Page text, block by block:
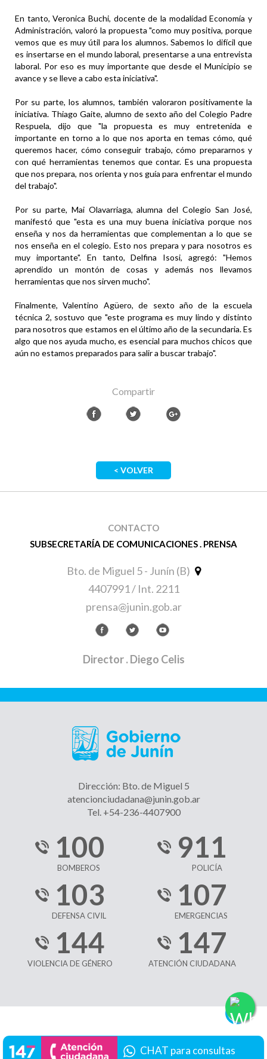
En tanto, Veronica Buchi, docente de la modalidad Economía y
Administración, valoró la propuesta "como muy positiva, porque
vemos que es muy útil para los alumnos. Sabemos lo difícil que
es insertarse en el mundo laboral, presentarse a una entrevista
laboral. Por eso es muy importante que desde el Municipio se
avance y se lleve a cabo esta iniciativa".
Por su parte, los alumnos, también valoraron positivamente la
iniciativa. Thiago Gaite, alumno de sexto año del Colegio Padre
Respuela, dijo que "la propuesta es muy entretenida e
importante en torno a lo que nos aporta en temas cómo, qué
queremos hacer, cómo conseguir trabajo, cómo prepararnos y
con qué herramientas tenemos que contar. Es una propuesta
que nos prepara, nos orienta y nos guía para enfrentar el mundo
del trabajo".
Por su parte, Mai Olavarriaga, alumna del Colegio San José,
manifestó que "esta es una muy buena iniciativa porque nos
enseña y nos da herramientas que complementan a lo que se
nos enseña en el colegio. Esto nos prepara y para nosotros es
muy importante". En tanto, Delfina Isosi, agregó: "Hemos
aprendido un montón de cosas y además nos llevamos
herramientas que nos sirven mucho".
Finalmente, Valentino Agüero, de sexto año de la escuela
técnica 2, sostuvo que "este programa es muy lindo y distinto
para nosotros que estamos en el último año de la secundaria. Es
algo que nos ayuda mucho, es esencial para muchos chicos que
aún no estamos preparados para salir a buscar trabajo".
Compartir
< VOLVER
CONTACTO
SUBSECRETARÍA DE COMUNICACIONES . PRENSA
Bto. de Miguel 5 - Junín (B)
4407991 / Int. 2211
prensa@junin.gob.ar
Director. Diego Celis
Dirección: Bto. de Miguel 5
atencionciudadana@junin.gob.ar
Tel. +54-236-4407900
100
BOMBEROS
911
POLICÍA
103
DEFENSA CIVIL
107
EMERGENCIAS
144
VIOLENCIA DE GÉNERO
147
ATENCIÓN CIUDADANA
CHAT para consultas